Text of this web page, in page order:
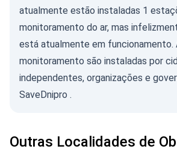
atualmente estão instaladas 1
monitoramento do ar, mas
está atualmente em funcionamento.
monitoramento são instaladas por
independentes, organizações e
SaveDnipro .
Outras Localidades de